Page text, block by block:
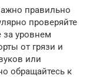
правильно
проверяйте
за уровнем
от грязи и
или
обращайтесь к